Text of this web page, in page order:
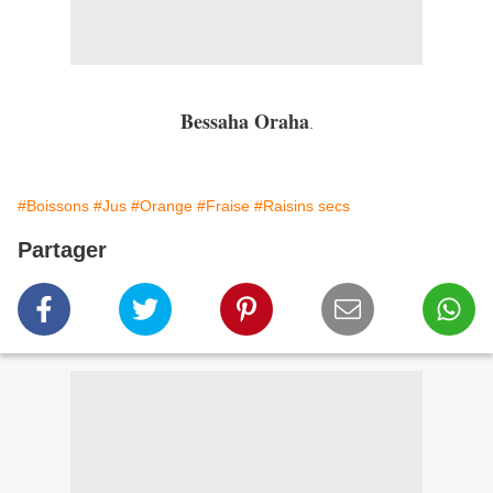
Bessaha Oraha.
#Boissons #Jus #Orange #Fraise #Raisins secs
Partager